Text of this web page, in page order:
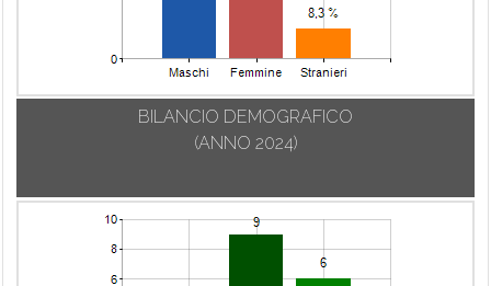
BILANCIO DEMOGRAFICO
(ANNO 2024)